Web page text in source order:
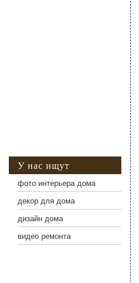
У нас ищут
фото интерьера дома
декор для дома
дизайн дома
видео ремонта